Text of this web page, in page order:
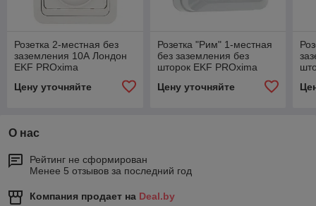
Розетка 2-местная без
заземления 10А Лондон
EKF PROxima
Цену уточняйте
Розетка "Рим" 1-местная
без заземления без
шторок EKF PROxima
Цену уточняйте
О нас
Рейтинг не сформирован
Менее 5 отзывов за последний год
Компания продает на Deal.by